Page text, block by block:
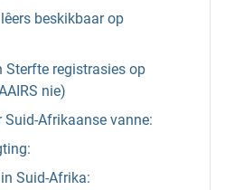
beskikbaar op
Sterfte registrasies op
nie)
Afrikaanse vanne:
Suid-Afrika: